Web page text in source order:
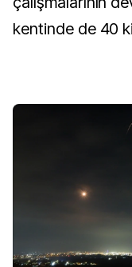
kentinde de 40